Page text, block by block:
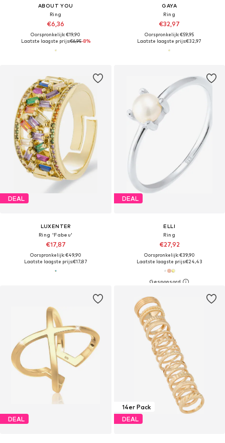
ABOUT YOU
Ring
€6,36
Oorspronkelijk: €19,90
Laatste laagste prijs:€6,95-8%
GAYA
Ring
€32,97
Oorspronkelijk: €59,95
Laatste laagste prijs:€32,97
DEAL
LUXENTER
Ring 'Fabeu'
€17,87
Oorspronkelijk: €49,90
Laatste laagste prijs:€17,87
DEAL
ELLI
Ring
€27,92
Oorspronkelijk: €39,90
Laatste laagste prijs:€24,43
DEAL
14er Pack
DEAL